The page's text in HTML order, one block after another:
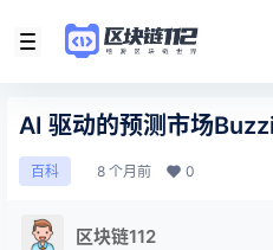
AI 驱动的预测市场
百科 8 个月前 0
区块链112